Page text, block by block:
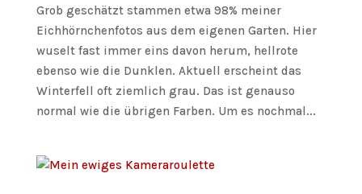
Grob geschätzt stammen etwa 98% meiner
Eichhörnchenfotos aus dem eigenen Garten. Hier
wuselt fast immer eins davon herum, hellrote
ebenso wie die Dunklen. Aktuell erscheint das
Winterfell oft ziemlich grau. Das ist genauso
normal wie die übrigen Farben. Um es nochmal...